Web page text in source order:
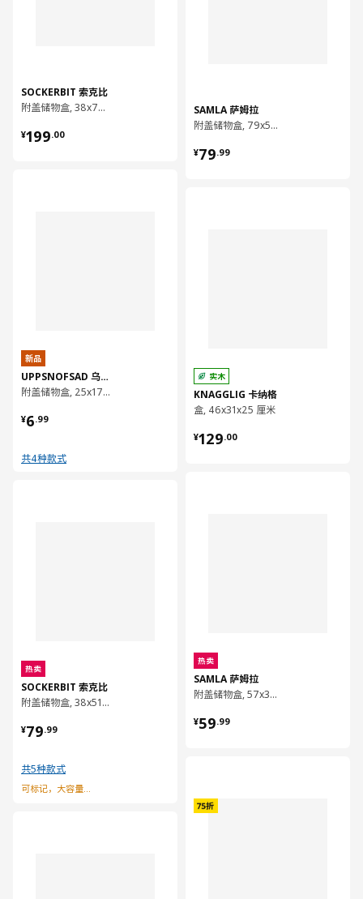
SOCKERBIT 索克比
附盖储物盒, 38x76x30 厘米
¥199.00
¥ 199.00
新品
UPPSNOFSAD 乌普诺萨
附盖储物盒, 25x17x12 厘米/3.5 公升
¥6.99
¥ 6.99
共4种款式
热卖
SOCKERBIT 索克比
附盖储物盒, 38x51x30 厘米
¥79.99
¥ 79.99
共5种款式
可标记，大容量，装万物
SAMLA 萨姆拉
附盖储物盒, 79x57x18 厘米/55 公升
¥79.99
¥ 79.99
实木
KNAGGLIG 卡纳格
盒, 46x31x25 厘米
¥129.00
¥ 129.00
热卖
SAMLA 萨姆拉
附盖储物盒, 57x39x28 厘米/45 公升
¥59.99
¥ 59.99